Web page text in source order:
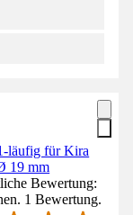
läufig für Kira
19 mm
Bewertung:
1 Bewertung.